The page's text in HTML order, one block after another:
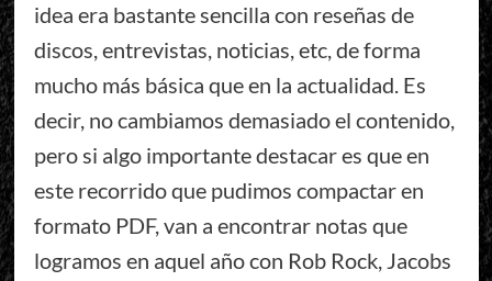
idea era bastante sencilla con reseñas de
discos, entrevistas, noticias, etc, de forma
mucho más básica que en la actualidad. Es
decir, no cambiamos demasiado el contenido,
pero si algo importante destacar es que en
este recorrido que pudimos compactar en
formato PDF, van a encontrar notas que
logramos en aquel año con Rob Rock, Jacobs